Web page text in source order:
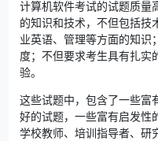
计算机软件考试的试题质量
的知识和技术，不但包括技
业英语、管理等方面的知识
度；不但要求考生具有扎实
验。
这些试题中，包含了一些富
好的试题，一些富有启发性
学校教师、培训指导者、研